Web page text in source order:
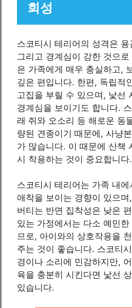
회성
스코티시 테리어의 성격은
그리고 경계심이 강한 것으
은 가족에게 매우 충실하고,
깊은 편입니다. 한편, 독립적
고집을 부릴 수 있으며, 낯선
경계심을 보이기도 합니다.
래 쥐와 오소리 등 해로운 동
량된 견종이기 때문에, 사냥
가 많습니다. 이 때문에 산책
시 착용하는 것이 중요합니다.
스코티시 테리어는 가족 내
애착을 보이는 경향이 있으
버티는 반면 집착성은 낮은
있는 가정에서는 다소 예민
므로, 아이와의 상호작용을
주는 것이 좋습니다. 스코티
경이나 소리에 민감하지만,
육을 충분히 시킨다면 낯선
있습니다.